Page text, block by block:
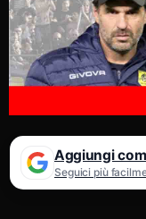
Aggiungi
Seguici più